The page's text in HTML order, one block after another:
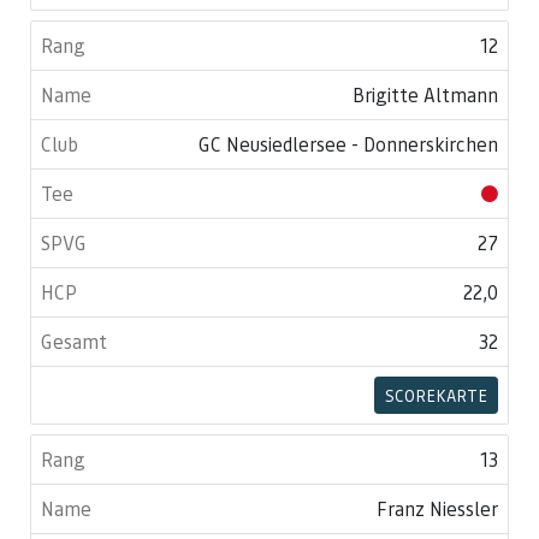
12
Brigitte Altmann
GC Neusiedlersee - Donnerskirchen
27
22,0
32
SCOREKARTE
13
Franz Niessler